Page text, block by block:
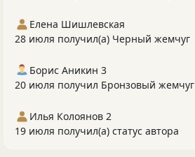
Елена Шишлевская
28 июля получил(а) Черный жемчуг
Борис Аникин 3
20 июля получил Бронзовый жемчуг
Илья Колоянов 2
19 июля получил(а) статус автора